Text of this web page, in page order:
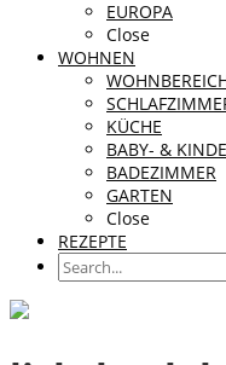
EUROPA
Close
WOHNEN
KÜCHE
BABY- &
BADEZIMMER
GARTEN
Close
REZEPTE